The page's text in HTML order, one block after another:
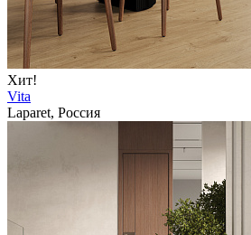
Хит!
Vita
Laparet, Россия